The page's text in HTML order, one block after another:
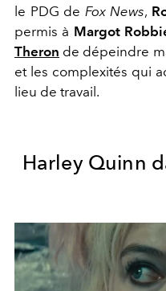
le PDG de Fox News,
permis à Margot
Theron de dépeindre
et les complexités qui
lieu de travail.
Harley Quinn